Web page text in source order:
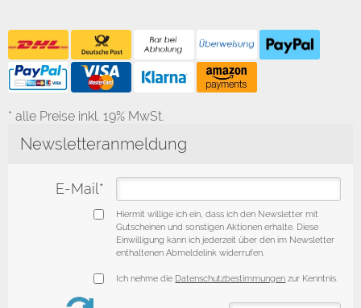
* alle Preise inkl. 19% MwSt.